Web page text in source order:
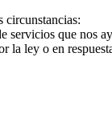
circunstancias:
que nos
la ley o en